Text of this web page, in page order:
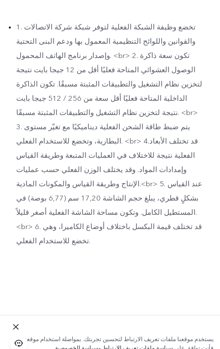
1. تخضع وظيفة الشبكة الفعلية لتوفر شبكة شركة الاتصالات
والقوانين واللوائح التنظيمية المعمول بها ودعم البنى التحتية
وإصدار برنامج الهاتف المحمول. <br> 2. تكون سعة ذاكرة
الوصول العشوائي المتاحة فعليًا أقل من 12 جيجا بايت نتيجة
لتخزين نظام التشغيل والتطبيقات المثبتة مسبقًا. تكون الذاكرة
الداخلية المتاحة فعليًا أقل سعة من 256 / 512 جيجا بايت
نتيجة لتخزين نظام التشغيل والتطبيقات المثبتة مسبقًا. <br>
3. يتم ضبط طاقة الشحن الفعلية ديناميكيًا مع تغيّر مستوى
البطارية، وتخضع للاستخدام الفعلي. <br> 4.قد تختلف الأبعاد
الفعلية نتيجة للاختلاف في العمليات المتبعة وطريقة القياس
وإمدادات المواد. وقد يختلف الوزن الفعلي حسب عمليات
الإنتاج وطريقة القياس والمكونات المادية.<br> 5. عند القياس
بشكلٍ قطري، يبلغ حجم الشاشة 17,20 سم (6,77 بوصة) في
المستطيل الكامل. وتكون مساحة الشاشة الفعلية أصغر قليلاً.
<br> 6. قد تختلف قيمة البكسل باختلاف أوضاع الكاميرا، وهي
تخضع للاستخدام الفعلي.
يستخدم موقعنا ملفات تعريف الارتباط لتحسين تجربتك. بمواصلة استخدام موقعنا؛